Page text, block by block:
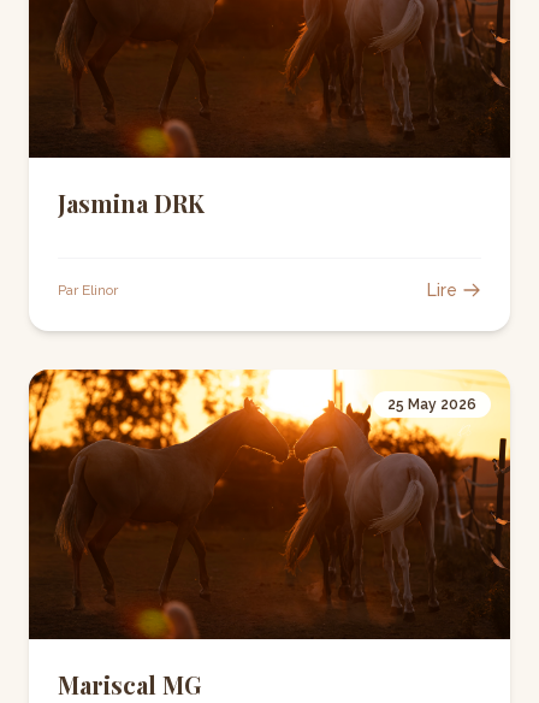
Jasmina DRK
Par Elinor Lire
25 May 2026
Mariscal MG